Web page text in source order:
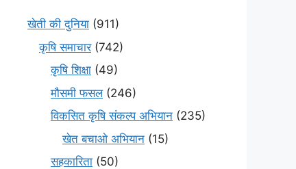
खेती की दुनिया (911)
कृषि समाचार(742)
कृषि शिक्षा (49)
मौसमी फसल(246)
विकसित कृषि संकल्प अभियान (235)
खेत बचाओ अभियान (15)
सहकारिता (50)